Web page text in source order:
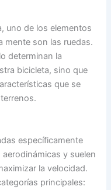
uno de los elementos
mente son las ruedas.
determinan la
bicicleta, sino que
que se
específicamente
y suelen
la velocidad.
principales: